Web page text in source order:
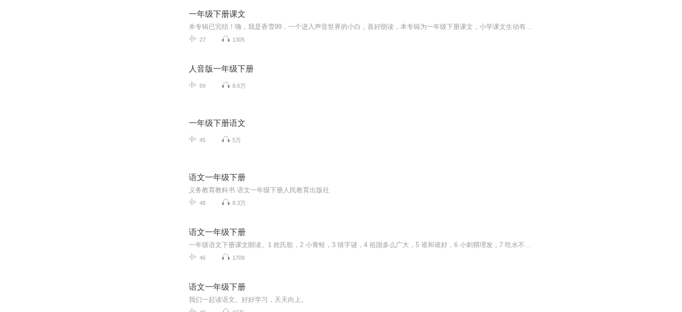
一年级下册课文
本专辑已完结！嗨，我是香雪99，一个进入声音世界的小白，喜好朗读，本专辑为一年级下册课文，小学课文生动有趣，既是重温又是学习，欢迎大家订阅收听哦！
27 1305
人音版一年级下册
69 8.6万
一年级下册语文
45 5万
语文一年级下册
义务教育教科书 语文一年级下册人民教育出版社
48 8.3万
语文一年级下册
一年级语文下册课文朗读。1 姓氏歌，2 小青蛙，3 猜字谜，4 祖国多么广大，5 谁和谁好，6 小刺猬理发，7 吃水不忘挖井人，8 我多想去看看，9 四个太阳，10 春晓，11 阳光，12 小公鸡和小鸭子，13 树和喜鹊，14 怎么都快乐，15 胖乎乎的小手，16 静夜思，17...
46 1709
语文一年级下册
我们一起读语文。好好学习，天天向上。